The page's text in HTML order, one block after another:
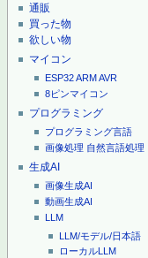
通販
買った物
欲しい物
マイコン
ESP32ARMAVR
8ピンマイコン
プログラミング
プログラミング言語
画像処理 自然言語処理
生成AI
画像生成AI
動画生成AI
LLM
LLM/モデル/日本語
ローカルLLM